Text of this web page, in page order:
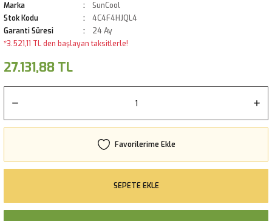
Marka
SunCool
Stok Kodu
4C4F4HJQL4
Garanti Süresi
24 Ay
*3.521,11 TL den başlayan taksitlerle!
27.131,88 TL
SEPETE EKLE